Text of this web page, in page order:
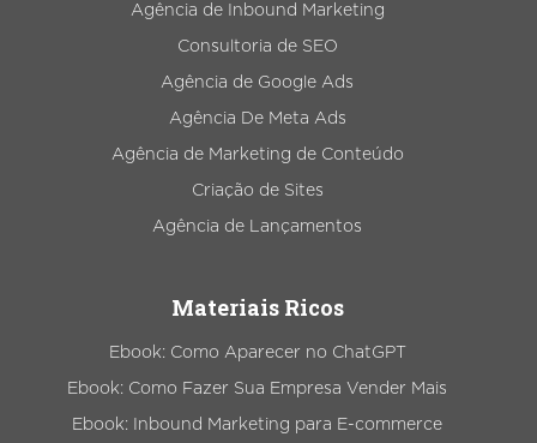
Agência de Inbound Marketing
Consultoria de SEO
Agência de Google Ads
Agência De Meta Ads
Agência de Marketing de Conteúdo
Criação de Sites
Agência de Lançamentos
Materiais Ricos
Ebook: Como Aparecer no ChatGPT
Ebook: Como Fazer Sua Empresa Vender Mais
Ebook: Inbound Marketing para E-commerce